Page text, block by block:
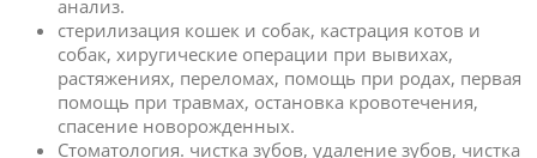
анализ.
стерилизация кошек и собак, кастрация котов и
собак, хиругические операции при вывихах,
растяжениях, переломах, помощь при родах, первая
помощь при травмах, остановка кровотечения,
спасение новорожденных.
Стоматология. чистка зубов, удаление зубов, чистка